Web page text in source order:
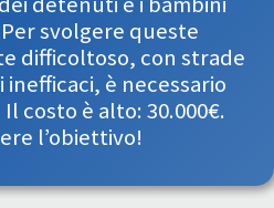
svolgere queste
difficoltoso, con strade
è necessario
costo è alto: 30.000€.
l’obiettivo!